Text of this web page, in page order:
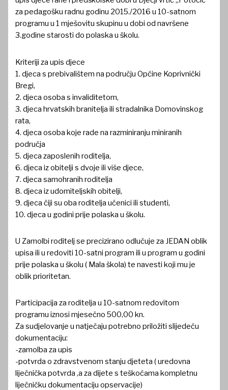
za pedagošku radnu godinu 2015./2016 u 10-satnom
programu u 1 mješovitu skupinu u dobi od navršene
3.godine starosti do polaska u školu.
Kriteriji za upis djece
1. djeca s prebivalištem na području Općine Koprivnički
Bregi,
2. djeca osoba s invaliditetom,
3. djeca hrvatskih branitelja ili stradalnika Domovinskog
rata,
4. djeca osoba koje rade na razminiranju miniranih
područja
5. djeca zaposlenih roditelja,
6. djeca iz obitelji s dvoje ili više djece,
7. djeca samohranih roditelja
8. djeca iz udomiteljskih obitelji,
9. djeca čiji su oba roditelja učenici ili studenti,
10. djeca u godini prije polaska u školu.
U Zamolbi roditelj se precizirano odlučuje za JEDAN oblik
upisa ili u redoviti 10-satni program ili u program u godini
prije polaska u školu ( Mala škola) te navesti koji mu je
oblik prioritetan.
Participacija za roditelja u 10-satnom redovitom
programu iznosi mjesečno 500,00 kn.
Za sudjelovanje u natječaju potrebno priložiti slijedeću
dokumentaciju:
-zamolba za upis
-potvrda o zdravstvenom stanju djeteta ( uredovna
liječnička potvrda ,a za dijete s teškoćama kompletnu
liječničku dokumentaciju opservacije)